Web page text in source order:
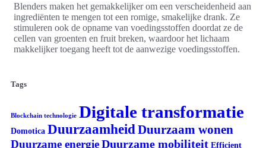
Blenders maken het gemakkelijker om een verscheidenheid aan
ingrediënten te mengen tot een romige, smakelijke drank. Ze
stimuleren ook de opname van voedingsstoffen doordat ze de
cellen van groenten en fruit breken, waardoor het lichaam
makkelijker toegang heeft tot de aanwezige voedingsstoffen.
Tags
Blockchain technologie Digitale transformatie
Domotica Duurzaamheid Duurzaam wonen
Duurzame energieDuurzame mobiliteit Efficient